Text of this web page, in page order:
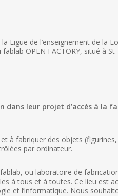
Ligue de l’enseignement de la
OPEN FACTORY, situé à
dans leur projet d’accès à la
à fabriquer des objets
par ordinateur.
ou laboratoire de
à tous et à toutes. Ce lieu est
et l’informatique. Nous